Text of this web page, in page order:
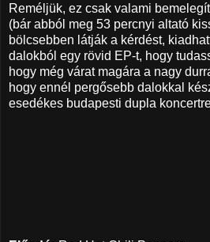
Reméljük, ez csak valami
(bár abból meg 53 percnyi altató
bölcsebben látják a kérdést,
dalokból egy rövid EP-t, hogy
hogy még várat magára a nagy
hogy ennél pergősebb dalokkal
esedékes budapesti dupla